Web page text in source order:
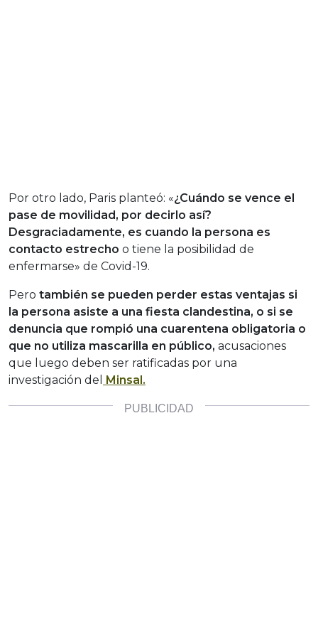
Por otro lado, Paris planteó: «¿Cuándo se vence el
pase de movilidad, por decirlo así?
Desgraciadamente, es cuando la persona es
contacto estrecho o tiene la posibilidad de
enfermarse» de Covid-19.
Pero también se pueden perder estas ventajas si
la persona asiste a una fiesta clandestina, o si se
denuncia que rompió una cuarentena obligatoria o
que no utiliza mascarilla en público, acusaciones
que luego deben ser ratificadas por una
investigación del Minsal.